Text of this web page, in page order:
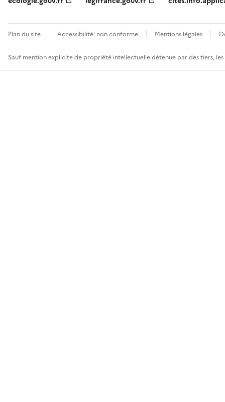
Plan du site Accessibilité: non conforme Mentions légales
Sauf mention explicite de propriété intellectuelle détenue par des tiers,